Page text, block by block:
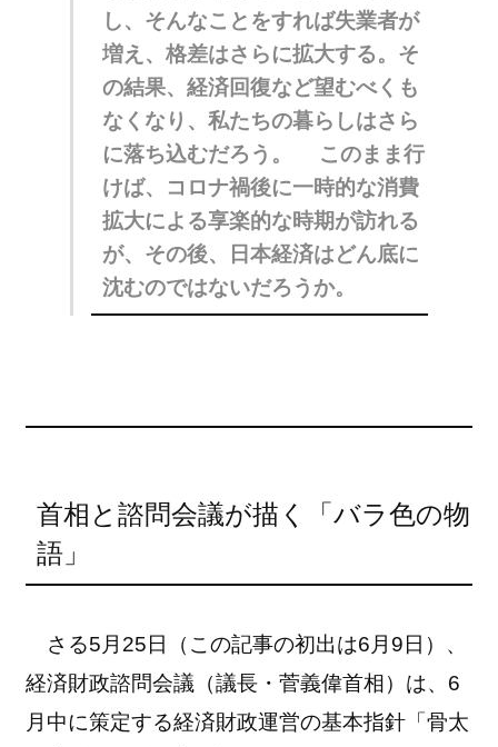
し、そんなことをすれば失業者が
増え、格差はさらに拡大する。そ
の結果、経済回復など望むべくも
なくなり、私たちの暮らしはさら
に落ち込むだろう。 このまま行
けば、コロナ禍後に一時的な消費
拡大による享楽的な時期が訪れる
が、その後、日本経済はどん底に
沈むのではないだろうか。
首相と諮問会議が描く「バラ色の物
語」
さる5月25日（この記事の初出は6月9日）、
経済財政諮問会議（議長・菅義偉首相）は、6
月中に策定する経済財政運営の基本指針「骨太